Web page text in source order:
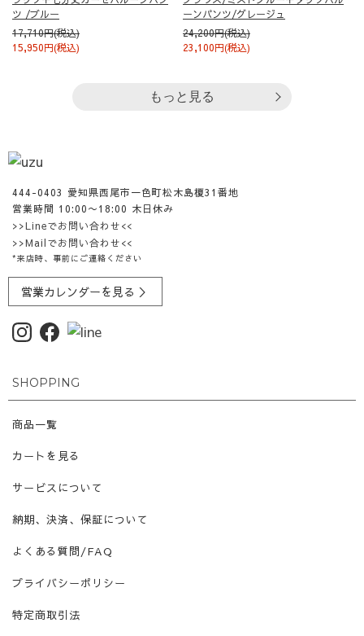
ツ /ブルー
17,710円(税込)
15,950円(税込)
ーンパンツ/グレージュ
24,200円(税込)
23,100円(税込)
もっと見る
444-0403 愛知県西尾市一色町松木島榎31番地
営業時間 10:00〜18:00 木日休み
>>Lineでお問い合わせ<<
>>Mailでお問い合わせ<<
*来店時、事前にご連絡ください
営業カレンダーを見る ＞
SHOPPING
商品一覧
カートを見る
サービスについて
納期、決済、保証について
よくある質問/FAQ
プライバシーポリシー
特定商取引法